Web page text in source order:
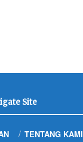
Site
TENTANG KAMI